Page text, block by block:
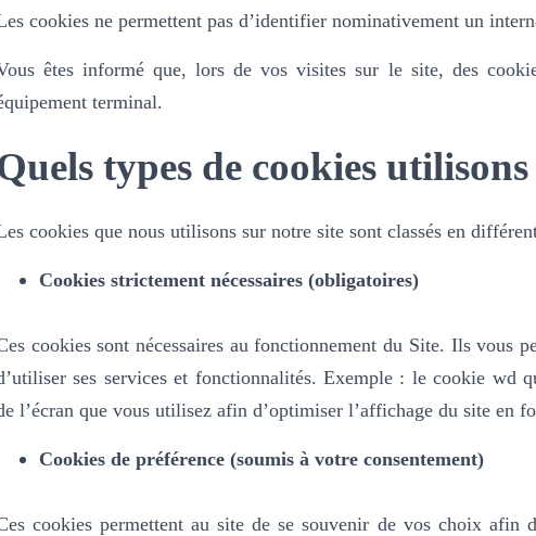
cookies ne permettent pas d’identifier nominativement un
êtes informé que, lors de vos visites sur le site, des
terminal.
types de cookies
cookies que nous utilisons sur notre site sont classés en
Cookies strictement nécessaires (obligatoires)
cookies sont nécessaires au fonctionnement du Site. Ils vous
ses services et fonctionnalités. Exemple : le cookie wd
l’écran que vous utilisez afin d’optimiser l’affichage du site en
Cookies de préférence (soumis à votre consentement)
cookies permettent au site de se souvenir de vos choix afin